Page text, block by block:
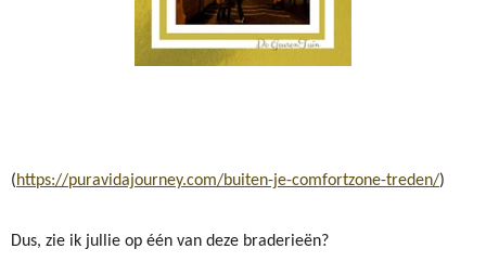
(https://puravidajourney.com/buiten-je-comfortzone-treden/)
Dus, zie ik jullie op één van deze braderieën?